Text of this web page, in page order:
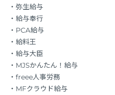
・弥生給与
・給与奉行
・PCA給与
・給料王
・給与大臣
・MJSかんたん！給与
・freee人事労務
・MFクラウド給与